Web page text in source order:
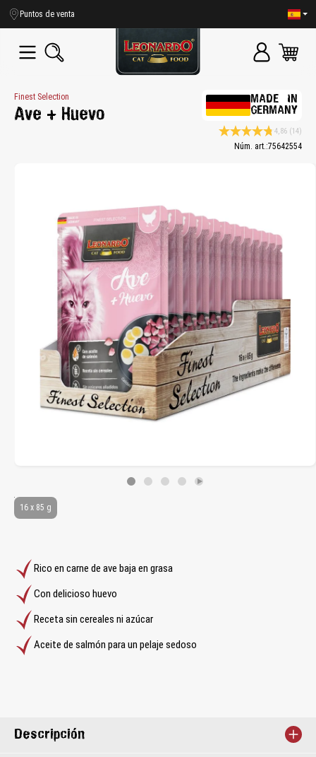
principal
Puntos de venta
Finest Selection
Ave + Huevo
MADE IN
GERMANY
Calificación promedio
4,86 (14)
Núm. art.:75642554
Rico en carne de ave baja en grasa
Con delicioso huevo
Receta sin cereales ni azúcar
Aceite de salmón para un pelaje sedoso
16 x 85 g
Descripción